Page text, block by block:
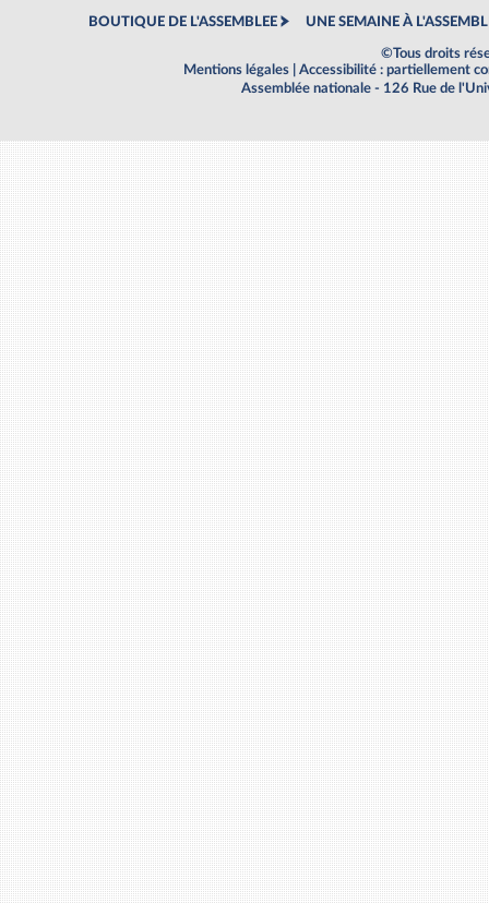
BOUTIQUE DE L'ASSEMBLEE UNE SEMAINE À
©Tous droits
Mentions légales
Accessibilité : partiellement
Assemblée nationale - 126 Rue de